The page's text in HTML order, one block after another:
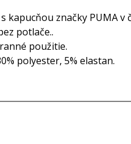
kapucňou značky PUMA
potlače..
použitie.
polyester, 5% elastan.